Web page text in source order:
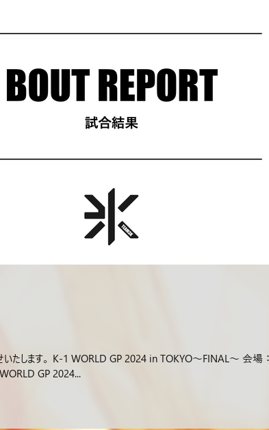
たします。 K-1 WORLD GP 2024 in TOKYO～FINAL～ 会
GP 2024...